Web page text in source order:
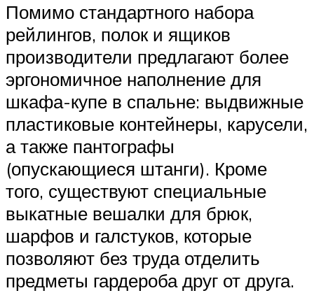
Помимо стандартного набора
рейлингов, полок и ящиков
производители предлагают более
эргономичное наполнение для
шкафа-купе в спальне: выдвижные
пластиковые контейнеры, карусели,
а также пантографы
(опускающиеся штанги). Кроме
того, существуют специальные
выкатные вешалки для брюк,
шарфов и галстуков, которые
позволяют без труда отделить
предметы гардероба друг от друга.